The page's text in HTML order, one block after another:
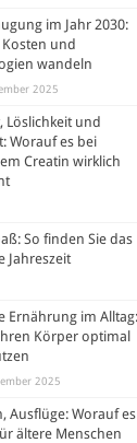
im Jahr 2030:
Kosten und
wandeln
2025
Löslichkeit und
Worauf es bei
Creatin wirklich
So finden Sie das
Jahreszeit
Ernährung im Alltag:
Körper optimal
2025
Ausflüge: Worauf es
ältere Menschen